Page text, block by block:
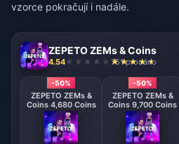
vzorce pokračují i nadále.
ZEPETO ZEMs & Coins
4.54 751 prodáno
-50%
ZEPETO ZEMs &
Coins 4,680 Coins
-50%
ZEPETO ZEMs &
Coins 9,700 Coins